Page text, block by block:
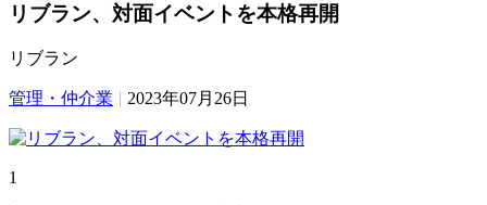
リブラン、対面イベントを本格再開
リブラン
管理・仲介業 | 2023年07月26日
1